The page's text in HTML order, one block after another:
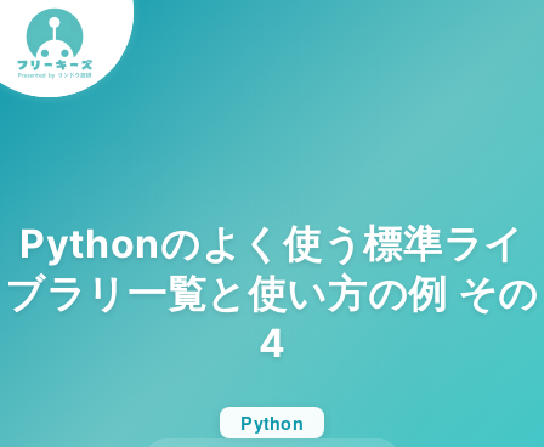
Pythonのよく使う標準ライ
ブラリ一覧と使い方の例 その
4
Python